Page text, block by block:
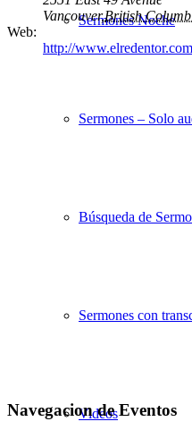
Sermones Noche
Sermones – Solo
Búsqueda de
Sermones con
Videos
Vancouver,British
Web:
http://www.elredentor.com
Navegacion de Eventos